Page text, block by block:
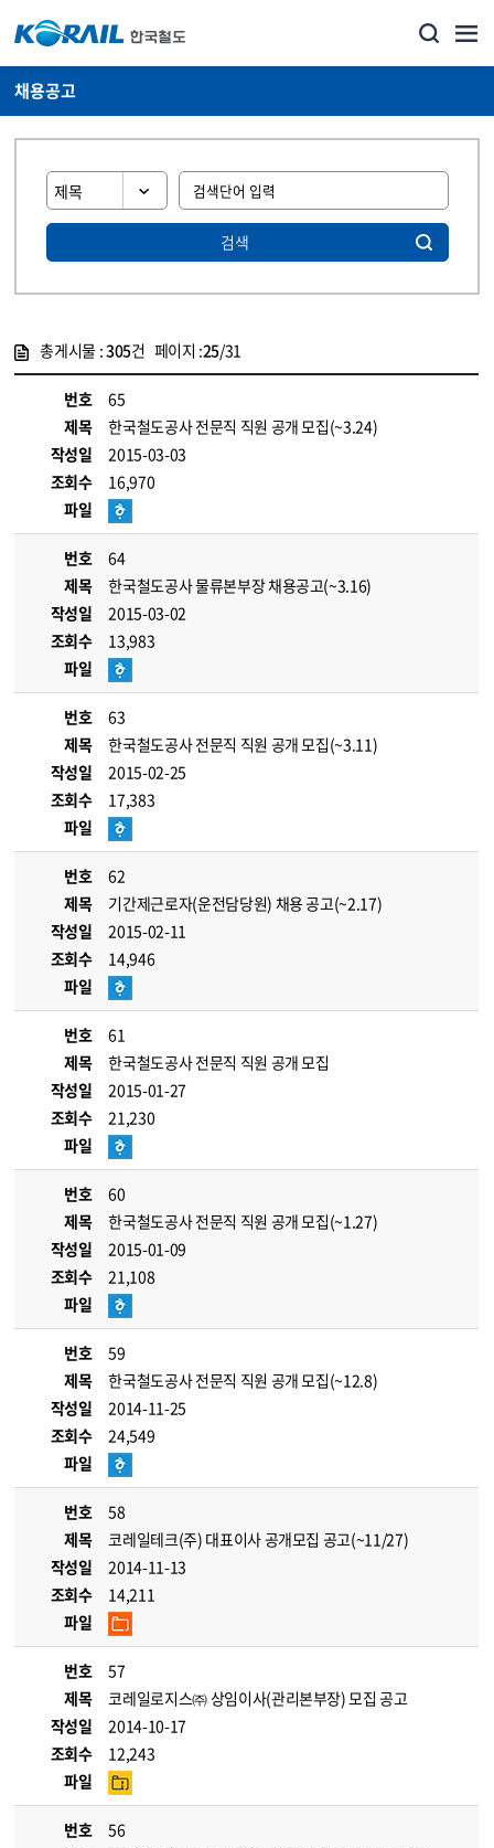
채용공고
검색
총게시물 :305건 페이지 :25/31
번호
65
제목
한국철도공사 전문직 직원 공개 모집(~3.24)
작성일
2015-03-03
조회수
16,970
파일
번호
64
제목
한국철도공사 물류본부장 채용공고(~3.16)
작성일
2015-03-02
조회수
13,983
파일
번호
63
제목
한국철도공사 전문직 직원 공개 모집(~3.11)
작성일
2015-02-25
조회수
17,383
파일
번호
62
제목
기간제근로자(운전담당원) 채용 공고(~2.17)
작성일
2015-02-11
조회수
14,946
파일
번호
61
제목
한국철도공사 전문직 직원 공개 모집
작성일
2015-01-27
조회수
21,230
파일
번호
60
제목
한국철도공사 전문직 직원 공개 모집(~1.27)
작성일
2015-01-09
조회수
21,108
파일
번호
59
제목
한국철도공사 전문직 직원 공개 모집(~12.8)
작성일
2014-11-25
조회수
24,549
파일
번호
58
제목
코레일테크(주) 대표이사 공개모집 공고(~11/27)
작성일
2014-11-13
조회수
14,211
파일
번호
57
제목
코레일로지스㈜ 상임이사(관리본부장) 모집 공고
작성일
2014-10-17
조회수
12,243
파일
번호
56